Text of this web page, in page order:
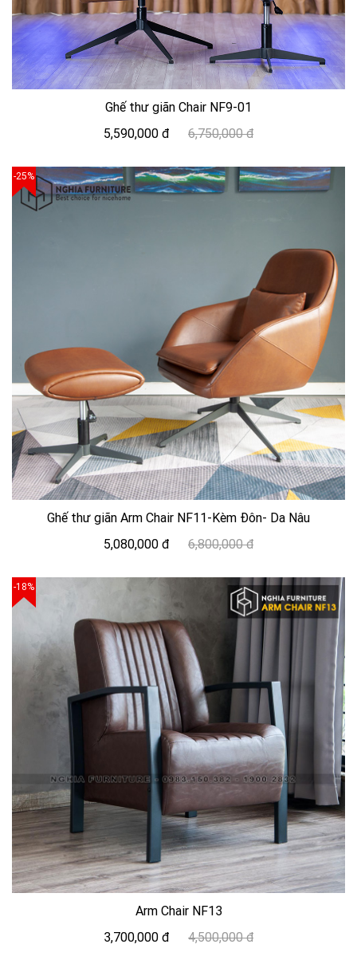
Ghế thư giãn Chair NF9-01
5,590,000 đ
6,750,000 đ
-25%
Ghế thư giãn Arm Chair NF11-Kèm Đôn- Da Nâu
5,080,000 đ
6,800,000 đ
-18%
Arm Chair NF13
3,700,000 đ
4,500,000 đ